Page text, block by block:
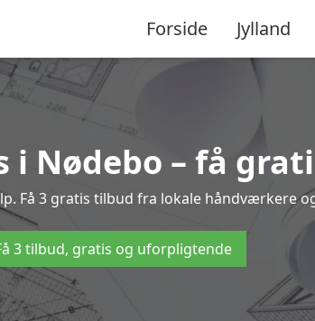
Forside Jylland
Nødebo – få
Få 3 gratis tilbud fra lokale håndværkere
3 tilbud, gratis og uforpligtende